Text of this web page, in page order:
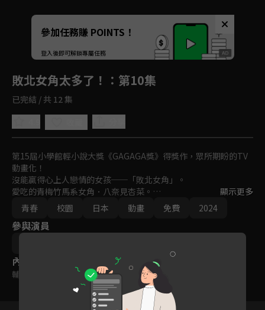
Unmute
如有不便請見諒
參加任務賺 POINTS！
登入後即可解鎖專屬任務
敗北女角太多了！ ：第10集
已完結 / 共 12 集
第15屆小學館輕小說大獎《GAGAGA獎》得獎作，眾所期盼的TV
動畫化！
沒能贏得心上人戀情的女孩──「敗北女角」。
愛吃的青梅竹馬系女角．八奈見杏菜。
活力充沛的運動系女角．燒鹽檸檬。
怕生的小動物系女角．小鞠知花。
被有點缺憾的敗北女角──敗女們環繞，新感覺．亂糟糟的敗走系
青春故事就此揭幕！
顯示更多
青春
校園 日本 動畫 免費 2024
參與演員
內容標籤
輔導十五歲級